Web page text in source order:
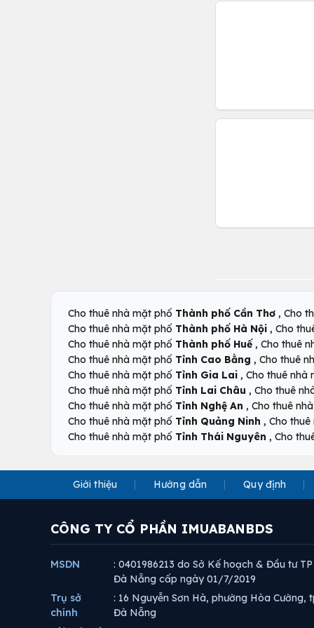
Cho thuê nhà mặt phố Thành phố Cần Thơ , Cho
Cho thuê nhà mặt phố Thành phố Hà Nội , Cho
Cho thuê nhà mặt phố Thành phố Huế , Cho thuê
Cho thuê nhà mặt phố Tỉnh Cao Bằng , Cho thuê
Cho thuê nhà mặt phố Tỉnh Gia Lai , Cho thuê nhà
Cho thuê nhà mặt phố Tỉnh Lai Châu , Cho thuê
Cho thuê nhà mặt phố Tỉnh Nghệ An , Cho thuê
Cho thuê nhà mặt phố Tỉnh Quảng Ninh , Cho
Cho thuê nhà mặt phố Tỉnh Thái Nguyên , Cho
Giới thiệu Hướng dẫn Quy định
CÔNG TY CỔ PHẦN IMUABANBDS
MSDN
: 0401986213 do Sở Kế hoạch & Đầu tư TP
Đà Nẵng cấp ngày 01/7/2019
Trụ sở
chính
: 16 Nguyễn Sơn Hà, phường Hòa Cường,
Đà Nẵng